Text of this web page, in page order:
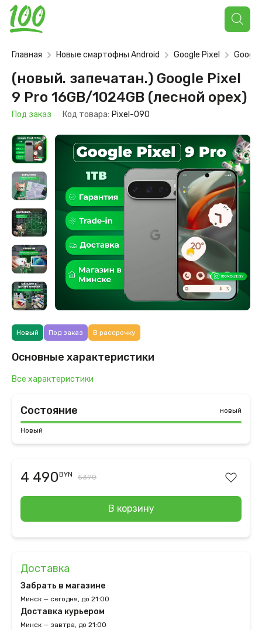
Поиск
товаров
Главная Новые смартофны Android Google Pixel
(новый. запечатан.) Google Pixel
9 Pro 16GB/1024GB (лесной орех)
Под заказ Код товара: Pixel-090
Новый Под заказ В рассрочку
Основные характеристики
Все характеристики
Состояние новый
Новый
4 490BYN 5390
В корзину
Доставка
Забрать в магазине
Минск — сегодня, до 21:00
Доставка курьером
Минск — завтра, до 21:00